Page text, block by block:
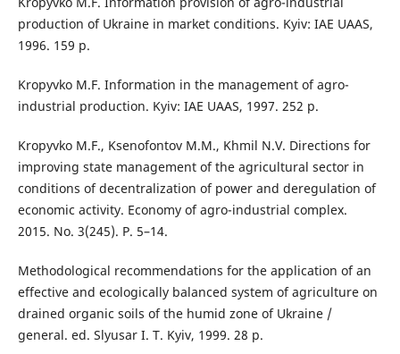
production of Ukraine in market conditions. Kyiv: IAE UAAS,
1996. 159 p.
Kropyvko M.F. Information in the management of agro-
industrial production. Kyiv: IAE UAAS, 1997. 252 p.
Kropyvko M.F., Ksenofontov M.M., Khmil N.V. Directions for
improving state management of the agricultural sector in
conditions of decentralization of power and deregulation of
economic activity. Economy of agro-industrial complex.
2015. No. 3(245). P. 5–14.
Methodological recommendations for the application of an
effective and ecologically balanced system of agriculture on
drained organic soils of the humid zone of Ukraine /
general. ed. Slyusar I. T. Kyiv, 1999. 28 p.